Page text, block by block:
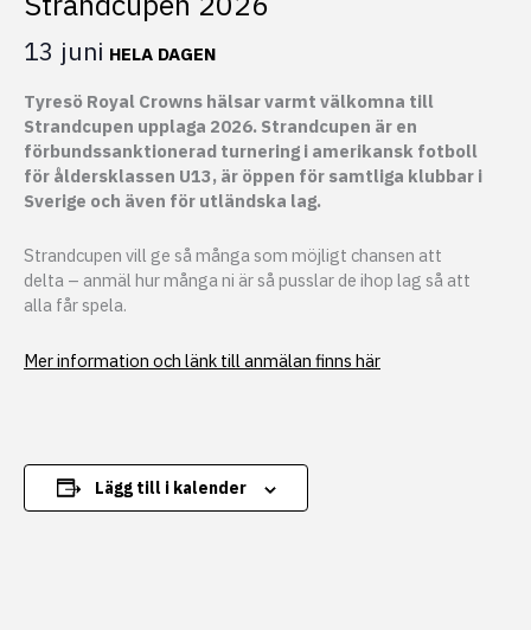
13 juni HELA DAGEN
Tyresö Royal Crowns hälsar varmt välkomna till
Strandcupen upplaga 2026. Strandcupen är en
förbundssanktionerad turnering i amerikansk fotboll
för åldersklassen U13, är öppen för samtliga klubbar i
Sverige och även för utländska lag.
Strandcupen vill ge så många som möjligt chansen att
delta – anmäl hur många ni är så pusslar de ihop lag så att
alla får spela.
Mer information och länk till anmälan finns här
Lägg till i kalender